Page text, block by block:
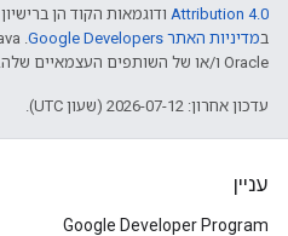
Attribution 4.0 ודוגמאות הקוד הן ברישיון
במדיניות האתר Google Developers‏
Oracle ו/או של השותפים העצמאיים שלה.
עדכון אחרון: 2026-07-12 (שעון UTC).
עניין
Google Developer Program